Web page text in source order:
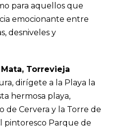
para aquellos que
emocionante entre
desniveles y
Torrevieja
dirígete a la Playa la
hermosa playa,
de Cervera y la Torre de
pintoresco Parque de